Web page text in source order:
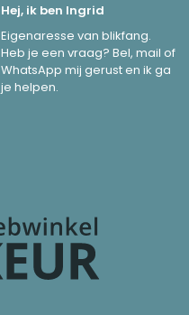
Hej, ik ben Ingrid
Eigenaresse van blikfang.
Heb je een vraag? Bel, mail of
WhatsApp mij gerust en ik ga
je helpen.